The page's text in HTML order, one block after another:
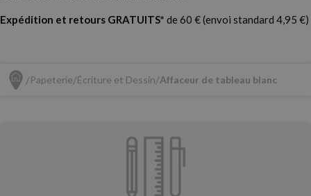
Expédition et retours GRATUITS* de 60 € (envoi standard 4,95 €)
Papeterie Écriture et Dessin Affaceur de tableau blanc